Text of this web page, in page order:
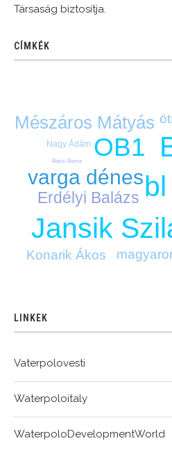
Társaság biztosítja.
CÍMKÉK
bl
Jansik
OB1
varga dénes
Mészáros Mátyás
Erdélyi Balázs
Konarik Ákos
Nagy Ádám
Bátori Bence
LINKEK
Vaterpolovesti
Waterpoloitaly
WaterpoloDevelopmentWorld